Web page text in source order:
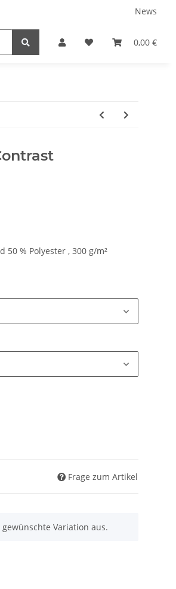
News
0,00 €
50 % Polyester , 300 g/m²
Frage zum Artikel
Variation aus.